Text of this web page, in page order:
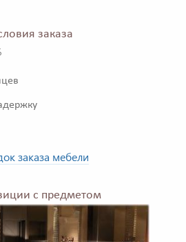
заказа
заказа мебели
с предметом